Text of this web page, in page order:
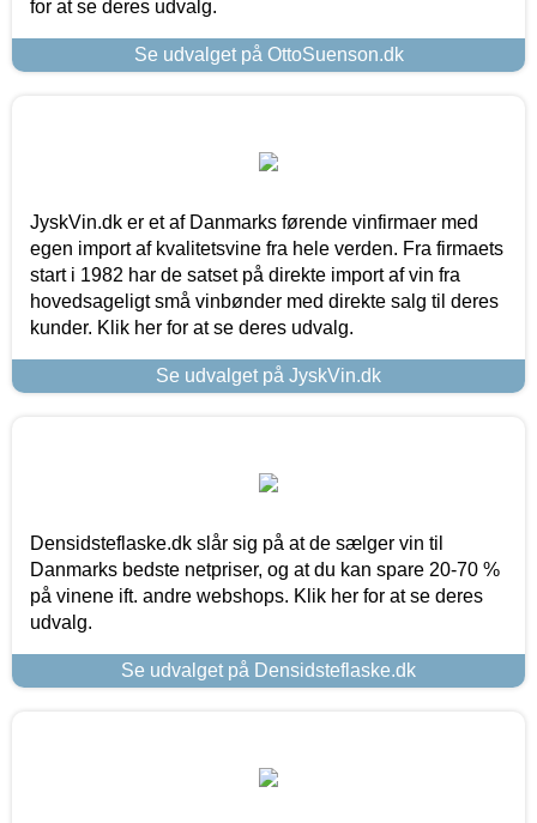
for at se deres udvalg.
Se udvalget på OttoSuenson.dk
JyskVin.dk er et af Danmarks førende vinfirmaer med
egen import af kvalitetsvine fra hele verden. Fra firmaets
start i 1982 har de satset på direkte import af vin fra
hovedsageligt små vinbønder med direkte salg til deres
kunder. Klik her for at se deres udvalg.
Se udvalget på JyskVin.dk
Densidsteflaske.dk slår sig på at de sælger vin til
Danmarks bedste netpriser, og at du kan spare 20-70 %
på vinene ift. andre webshops. Klik her for at se deres
udvalg.
Se udvalget på Densidsteflaske.dk